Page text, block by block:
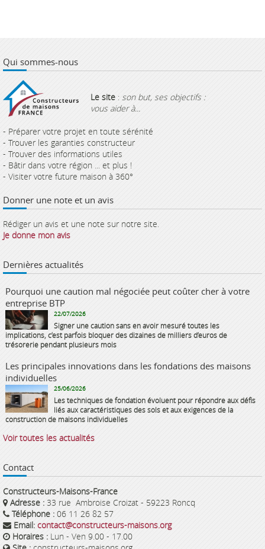
Qui sommes-nous
Le site : son but, ses objectifs :
vous aider à...
- Préparer votre projet en toute sérénité
- Trouver les garanties constructeur
- Trouver des informations utiles
- Bâtir dans votre région ... et plus !
- Visiter votre future maison à 360°
Donner une note et un avis
Rédiger un avis et une note sur notre site.
Je donne mon avis
Dernières actualités
Pourquoi une caution mal négociée peut coûter cher à votre
entreprise BTP
22/07/2026
Signer une caution sans en avoir mesuré toutes les
implications, c’est parfois bloquer des dizaines de milliers d’euros de
trésorerie pendant plusieurs mois
Les principales innovations dans les fondations des maisons
individuelles
25/06/2026
Les techniques de fondation évoluent pour répondre aux défis
liés aux caractéristiques des sols et aux exigences de la
construction de maisons individuelles
Voir toutes les actualités
Contact
Constructeurs-Maisons-France
Adresse : 33 rue Ambroise Croizat - 59223 Roncq
Téléphone : 06 11 26 82 57
Email: contact@constructeurs-maisons.org
Horaires : Lun - Ven 9.00 - 17.00